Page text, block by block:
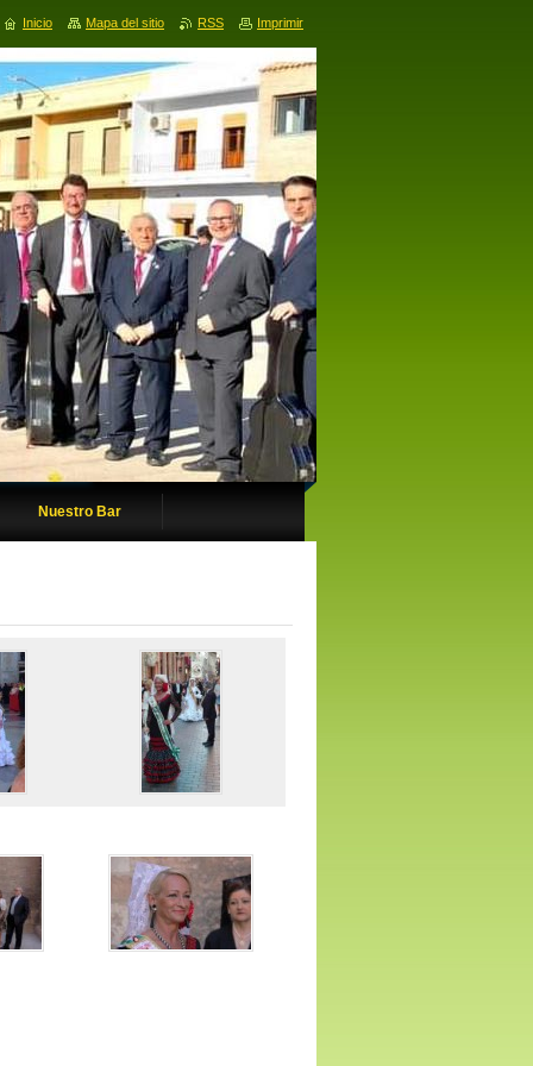
Nuestro Bar
Inicio Mapa del sitio RSS Imprimir